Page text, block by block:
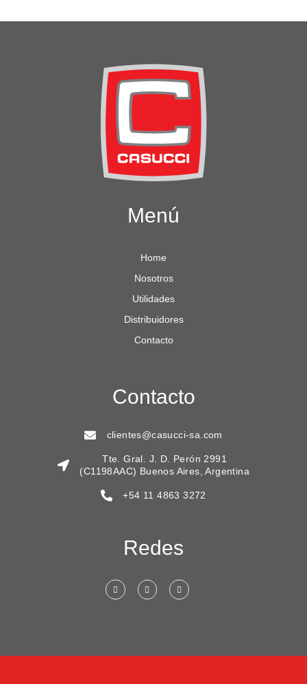
Menú
Home
Nosotros
Utilidades
Distribuidores
Contacto
Contacto
clientes@casucci-sa.com
Tte. Gral. J. D. Perón 2991
(C1198AAC) Buenos Aires, Argentina
+54 11 4863 3272
Redes